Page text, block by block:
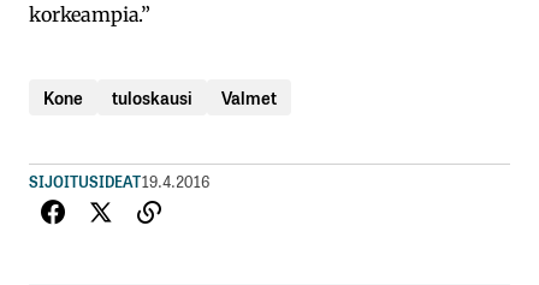
korkeampia.”
Kone tuloskausi Valmet
SIJOITUSIDEAT19.4.2016